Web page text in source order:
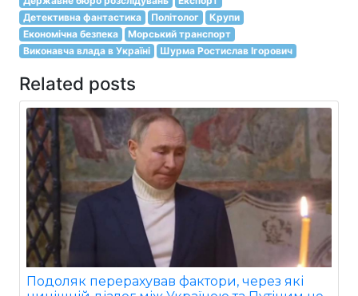
Детективна фантастика
Політолог
Крупи
Економічна безпека
Морський транспорт
Виконавча влада в Україні
Шурма Ростислав Ігорович
Related posts
Подоляк перерахував фактори, через які